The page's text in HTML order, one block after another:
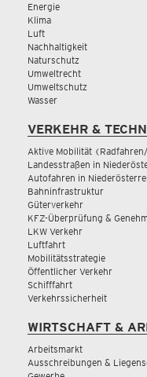
Energie
Klima
Luft
Nachhaltigkeit
Naturschutz
Umweltrecht
Umweltschutz
Wasser
VERKEHR &
Aktive Mobilität
Landesstraßen in
Autofahren in
Bahninfrastruktur
Güterverkehr
KFZ-Überprüfung &
LKW Verkehr
Luftfahrt
Mobilitätsstrategie
Öffentlicher Verkehr
Schifffahrt
Verkehrssicherheit
WIRTSCHAFT &
Arbeitsmarkt
Ausschreibungen &